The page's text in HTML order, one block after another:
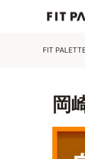
FIT
岡